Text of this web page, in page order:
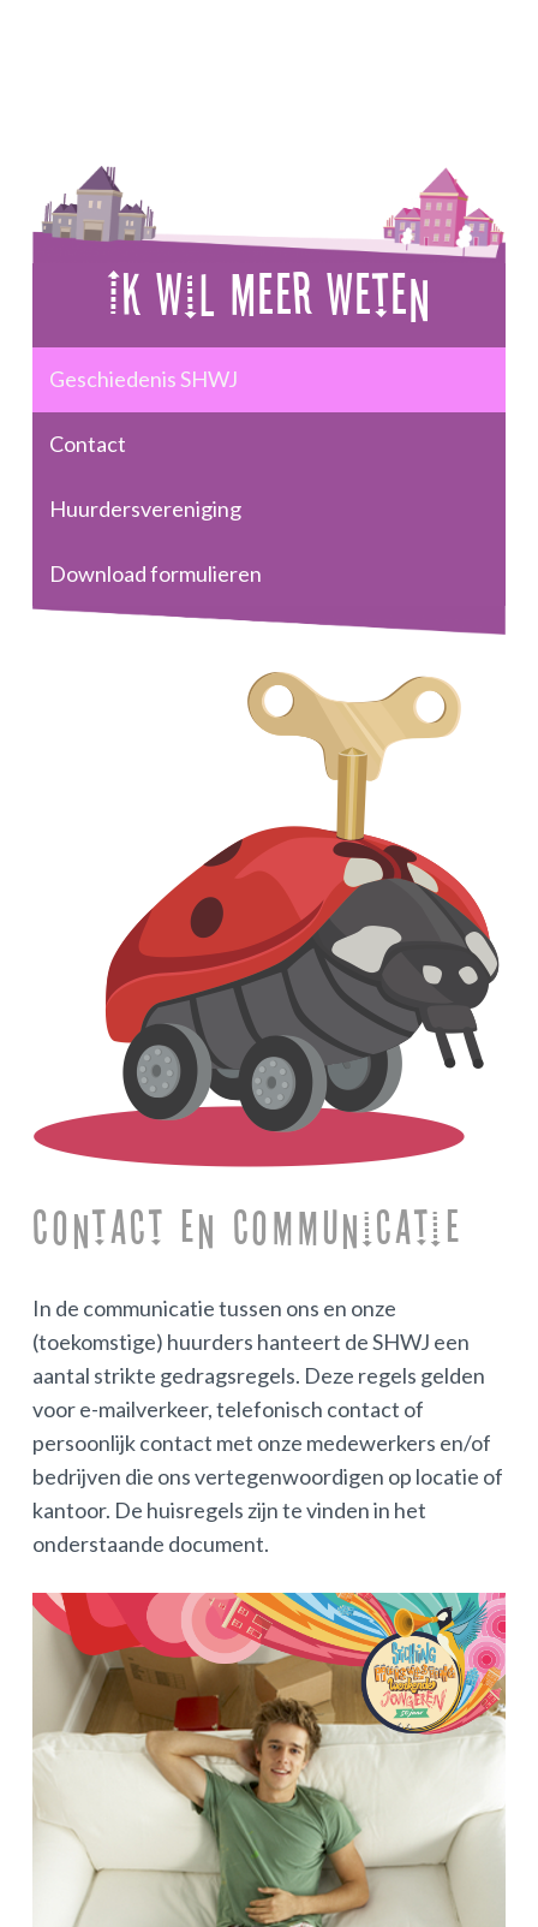
Ik Wil Meer Weten
Geschiedenis SHWJ
Contact
Huurdersvereniging
Download formulieren
Contact en Communicatie
In de communicatie tussen ons en onze
(toekomstige) huurders hanteert de SHWJ een
aantal strikte gedragsregels. Deze regels gelden
voor e-mailverkeer, telefonisch contact of
persoonlijk contact met onze medewerkers en/of
bedrijven die ons vertegenwoordigen op locatie of
kantoor. De huisregels zijn te vinden in het
onderstaande document.